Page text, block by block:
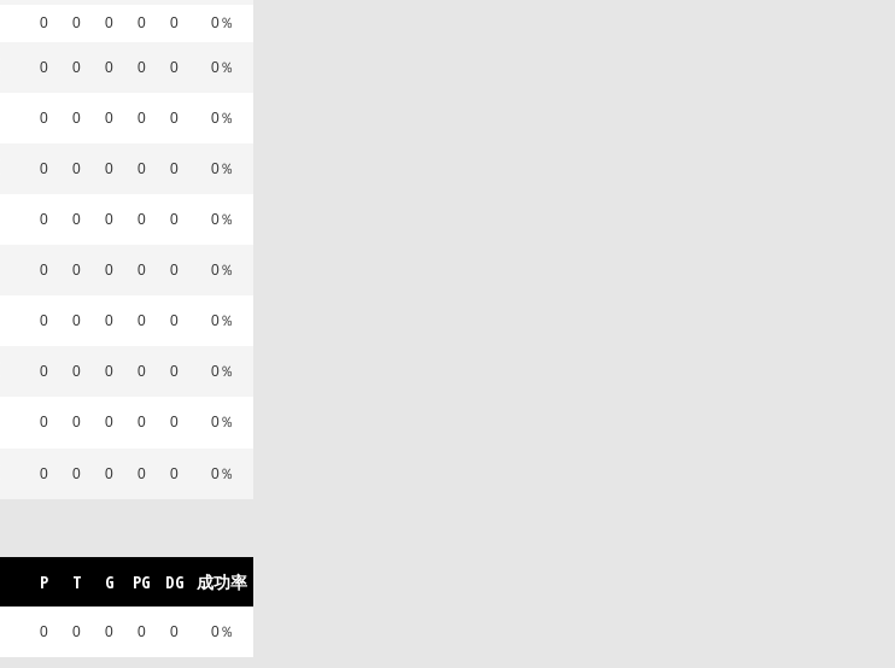
0 0 0 0 0 0％
0 0 0 0 0 0％
0 0 0 0 0 0％
0 0 0 0 0 0％
0 0 0 0 0 0％
0 0 0 0 0 0％
0 0 0 0 0 0％
0 0 0 0 0 0％
0 0 0 0 0 0％
0 0 0 0 0 0％
P T G PG DG 成功率
0 0 0 0 0 0％